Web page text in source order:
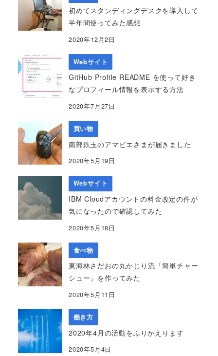
初めてスタンディングデスクを導入して
半年間使ってみた感想
2020年12月2日
Webサイト
GitHub Profile README を使って好き
なプロフィール情報を表示する方法
2020年7月27日
買い物
南部鉄玉のアマビエさまが届きました
2020年5月19日
Webサイト
IBM Cloudアカウントの料金改定の件が
気になったので確認してみた
2020年5月18日
食べ物
東海林さだおの丸かじり流「簡単チャー
シュー」を作ってみた
2020年5月11日
働き方
2020年4月の活動をふりかえります
2020年5月4日